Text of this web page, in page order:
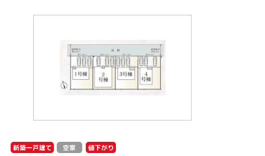
新築一戸建て 空家 値下がり